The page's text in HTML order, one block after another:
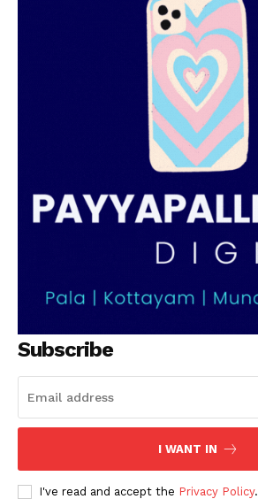
Subscribe
I WANT IN
I've read and accept the Privacy Policy.